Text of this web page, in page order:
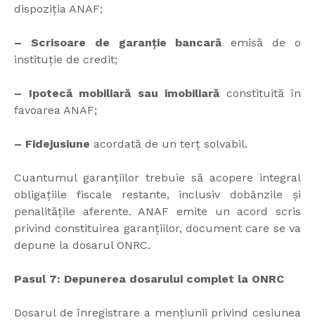
dispoziția ANAF;
– Scrisoare de garanție bancară emisă de o
instituție de credit;
– Ipotecă mobiliară sau imobiliară constituită în
favoarea ANAF;
– Fidejusiune acordată de un terț solvabil.
Cuantumul garanțiilor trebuie să acopere integral
obligațiile fiscale restante, inclusiv dobânzile și
penalitățile aferente. ANAF emite un acord scris
privind constituirea garanțiilor, document care se va
depune la dosarul ONRC.
Pasul 7: Depunerea dosarului complet la ONRC
Dosarul de înregistrare a mențiunii privind cesiunea